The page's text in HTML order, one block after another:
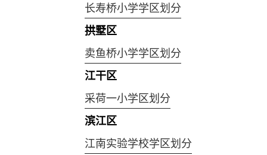
长寿桥小学学区划分
拱墅区
卖鱼桥小学学区划分
江干区
采荷一小学区划分
滨江区
江南实验学校学区划分